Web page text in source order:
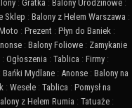
: Gratka : Balony Urodzinowe :
Sklep : Balony z Helem Warszawa :
: Prezent : Płyn do Baniek :
: Balony Foliowe : Zamykanie
: Ogłoszenia : Tablica : Firmy :
Bańki Mydlane : Anonse : Balony na
: Wesele : Tablica : Pomysł na
z Helem Rumia : Tatuaże :